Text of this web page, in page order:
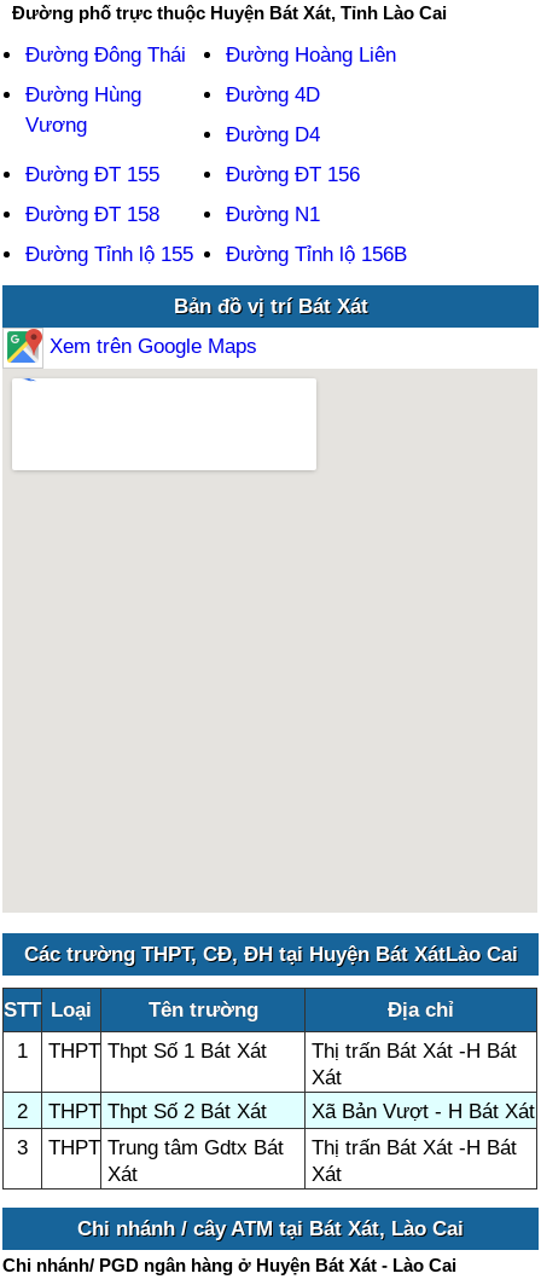
Đường phố trực thuộc Huyện Bát Xát, Tỉnh Lào Cai
Đường Đông Thái
Đường Hoàng Liên
Đường Hùng
Vương
Đường 4D
Đường D4
Đường ĐT 155
Đường ĐT 156
Đường ĐT 158
Đường N1
Đường Tỉnh lộ 155
Đường Tỉnh lộ 156B
Bản đồ vị trí Bát Xát
Xem trên Google Maps
Các trường THPT, CĐ, ĐH tại Huyện Bát XátLào Cai
STT Loại Tên trường
Địa chỉ
1
THPT Thpt Số 1 Bát Xát
Thị trấn Bát Xát -H Bát
Xát
2
THPT Thpt Số 2 Bát Xát
Xã Bản Vượt - H Bát Xát
3
THPT Trung tâm Gdtx Bát
Xát
Thị trấn Bát Xát -H Bát
Xát
Chi nhánh / cây ATM tại Bát Xát, Lào Cai
Chi nhánh/ PGD ngân hàng ở Huyện Bát Xát - Lào Cai